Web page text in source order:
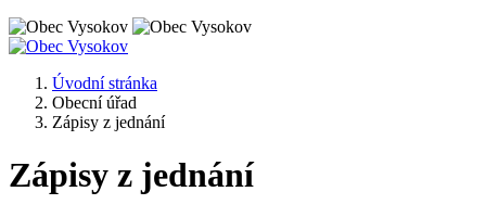
Úvodní stránka
Obecní úřad
Zápisy z jednání
Zápisy z jednání